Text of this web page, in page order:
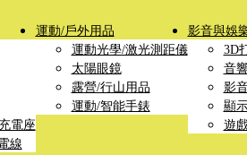
電座
線
運動/戶外用品
運動光學/激光測距儀
太陽眼鏡
露營/行山用品
運動/智能手錶
影音與娛
3D
音
影
顯
遊